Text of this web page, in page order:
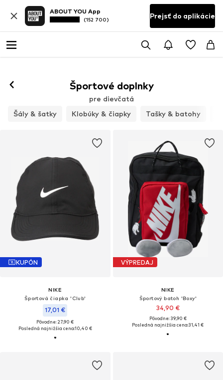
ABOUT YOU App
(152 700) Prejsť do aplikácie
Športové doplnky
pre dievčatá
Šály & šatky
Klobúky & čiapky Tašky & batohy
KUPÓN
NIKE
Športová čiapka 'Club'
17,01 €
Pôvodne: 27,90 €
Posledná najnižšia cena:10,40 €
VÝPREDAJ
NIKE
Športový batoh 'Boxy'
34,90 €
Pôvodne: 39,90 €
Posledná najnižšia cena:31,41 €